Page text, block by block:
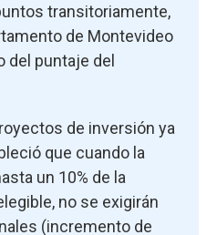
transitoriamente,
de Montevideo
del puntaje del
de inversión ya
que cuando la
un 10% de la
no se exigirán
(incremento de